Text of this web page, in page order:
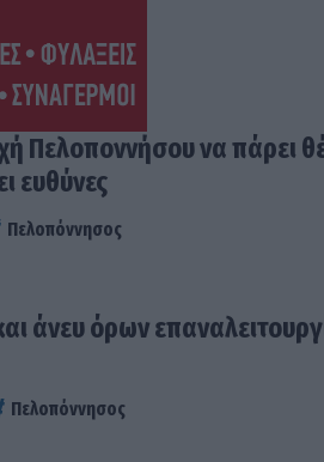
Πελοποννήσου να πάρει
ευθύνες
Πελοπόννησος
άνευ όρων
Πελοπόννησος